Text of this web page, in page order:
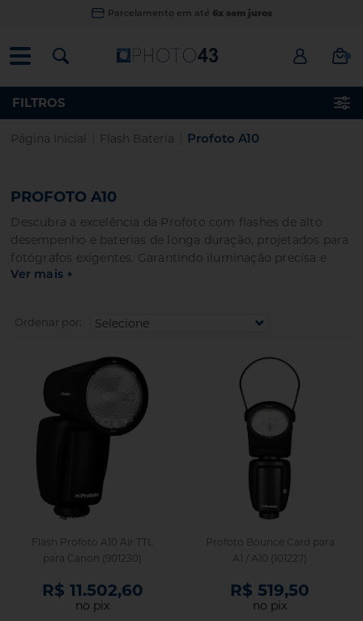
Parcelamento em até 6x sem juros
Página Inicial Flash Bateria Profoto A10
FILTROS
PROFOTO A10
Descubra a excelência da Profoto com flashes de alto
desempenho e baterias de longa duração, projetados para
fotógrafos exigentes. Garantindo iluminação precisa e
confiável, os produtos Profoto são perfeitos para capturar
Ver mais +
Ordenar por:
Flash Profoto A10 Air TTL
para Canon (901230)
R$ 11.502,60
no pix
Profoto Bounce Card para
A1 / A10 (101227)
R$ 519,50
no pix